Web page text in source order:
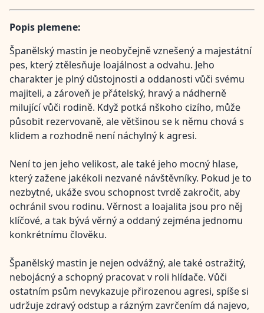
Popis plemene:
Španělský mastin je neobyčejně vznešený a majestátní
pes, který ztělesňuje loajálnost a odvahu. Jeho
charakter je plný důstojnosti a oddanosti vůči svému
majiteli, a zároveň je přátelský, hravý a nádherně
milující vůči rodině. Když potká nškoho cizího, může
působit rezervovaně, ale většinou se k němu chová s
klidem a rozhodně není náchylný k agresi.
Není to jen jeho velikost, ale také jeho mocný hlase,
který zažene jakékoli nezvané návštěvníky. Pokud je to
nezbytné, ukáže svou schopnost tvrdě zakročit, aby
ochránil svou rodinu. Věrnost a loajalita jsou pro něj
klíčové, a tak bývá věrný a oddaný zejména jednomu
konkrétnímu člověku.
Španělský mastin je nejen odvážný, ale také ostražitý,
nebojácný a schopný pracovat v roli hlídače. Vůči
ostatním psům nevykazuje přirozenou agresi, spíše si
udržuje zdravý odstup a rázným zavrčením dá najevo,